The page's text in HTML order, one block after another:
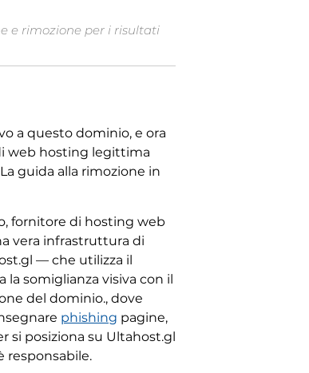
e rimozione per i risultati
a questo dominio, e ora
web hosting legittima
guida alla rimozione in
fornitore di hosting web
vera infrastruttura di
— che utilizza il
somiglianza visiva con il
del dominio., dove
phishing pagine,
si posiziona su Ultahost.gl
responsabile.